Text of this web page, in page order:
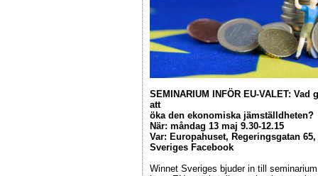
SEMINARIUM INFÖR EU-VALET:
att
öka den ekonomiska jämställdheten?
När: måndag 13 maj 9.30-12.15
Var: Europahuset, Regeringsgatan
Sveriges Facebook
Winnet Sveriges bjuder in till